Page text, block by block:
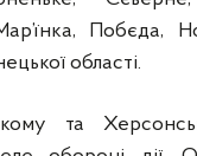
Побєда,
області.
та